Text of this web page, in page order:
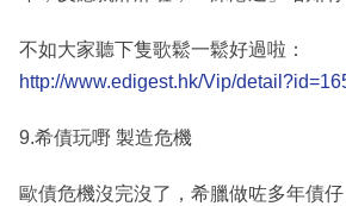
不如大家聽下隻歌鬆一鬆好過啦：
http://www.edigest.hk/Vip/
9.希債玩嘢 製造危機
歐債危機沒完沒了，希臘做咗多年債